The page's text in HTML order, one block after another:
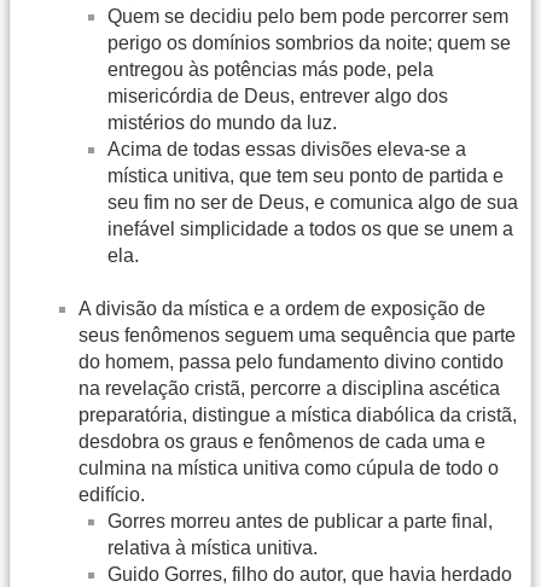
Quem se decidiu pelo bem pode percorrer sem
perigo os domínios sombrios da noite; quem se
entregou às potências más pode, pela
misericórdia de Deus, entrever algo dos
mistérios do mundo da luz.
Acima de todas essas divisões eleva-se a
mística unitiva, que tem seu ponto de partida e
seu fim no ser de Deus, e comunica algo de sua
inefável simplicidade a todos os que se unem a
ela.
A divisão da mística e a ordem de exposição de
seus fenômenos seguem uma sequência que parte
do homem, passa pelo fundamento divino contido
na revelação cristã, percorre a disciplina ascética
preparatória, distingue a mística diabólica da cristã,
desdobra os graus e fenômenos de cada uma e
culmina na mística unitiva como cúpula de todo o
edifício.
Gorres morreu antes de publicar a parte final,
relativa à mística unitiva.
Guido Gorres, filho do autor, que havia herdado